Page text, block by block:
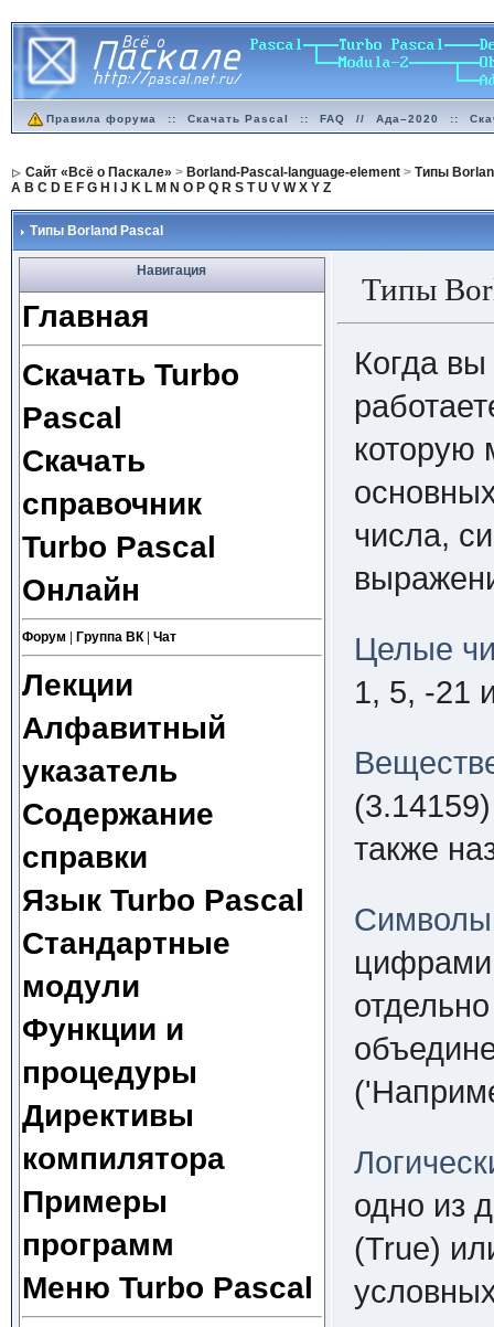
Правила форума :: Скачать Pascal :: FAQ // Ада–2020 ::
Сайт «Всё о Паскале» > Borland-Pascal-language-element> Типы
A B C D E F G H J K L M N O P Q R S T U V W X Y Z
Типы Borland Pascal
Навигация
Главная
Скачать Turbo
Pascal
Скачать
справочник
Turbo Pascal
Онлайн
Форум Группа ВК| Чат
Лекции
Алфавитный
указатель
Содержание
справки
Язык Turbo Pascal
Стандартные
модули
Функции и
процедуры
Директивы
компилятора
Примеры
программ
Меню Turbo Pascal
Типы
Когда
которую
числа,
Целые
1, 5, -21
также
Символы
цифрами
одно из
(True)